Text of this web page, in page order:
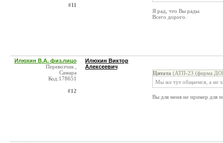
#11
Я рад, что Вы рады.
Всего дорого.
Илюхин В.А. физ.лицо
Перевозчик ,
Самара
Код:178651
#12
Илюхин Виктор
Алексеевич
Цитата (АТП-23 (фирма
Мы же тут общаемся, а не
Вы для меня не пример для